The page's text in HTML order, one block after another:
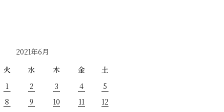
2021年6月
火 水 木 金
土
1
2 3 4
5
8 9 10 11
12